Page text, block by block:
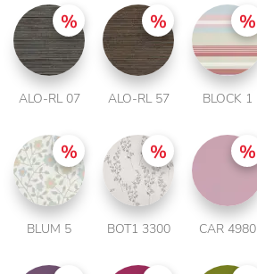
ALO-RL 07 ALO-RL 57 BLOCK 1
BLUM 5 BOT1 3300 CAR 4980